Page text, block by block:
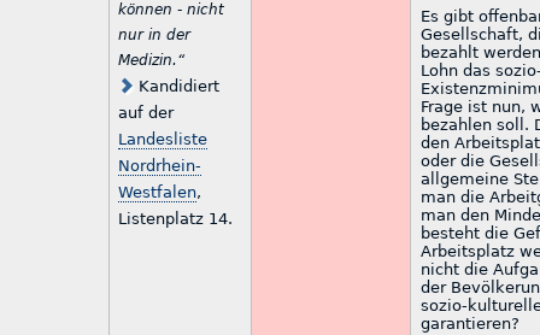
können - nicht
nur in der
Medizin.“
Kandidiert
auf der
Landesliste
Nordrhein-
Westfalen,
Listenplatz 14.
Es gibt
Gesellschaft,
bezahlt
Lohn das
Frage ist nun,
bezahlen soll.
den
oder die
allgemeine
man die
man den
besteht die
Arbeitsplatz
nicht die
der
sozio-
garantieren?